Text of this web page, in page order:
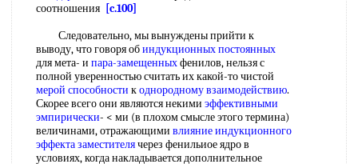
соотношения [c.100]
Следовательно, мы вынуждены прийти к
выводу, что говоря обиндукционных постоянных
для мета- и пара-замещенныхфенилов, нельзя с
полной уверенностью считать их какой-то чистой
мерой способности коднородному взаимодействию.
Скорее всего они являются некими эффективными
эмпирически- < ми (в плохом смысле этого термина)
величинами, отражающими влияние индукционного
эффекта заместителячерез фенильиое ядро в
условиях, когда накладывается дополнительное